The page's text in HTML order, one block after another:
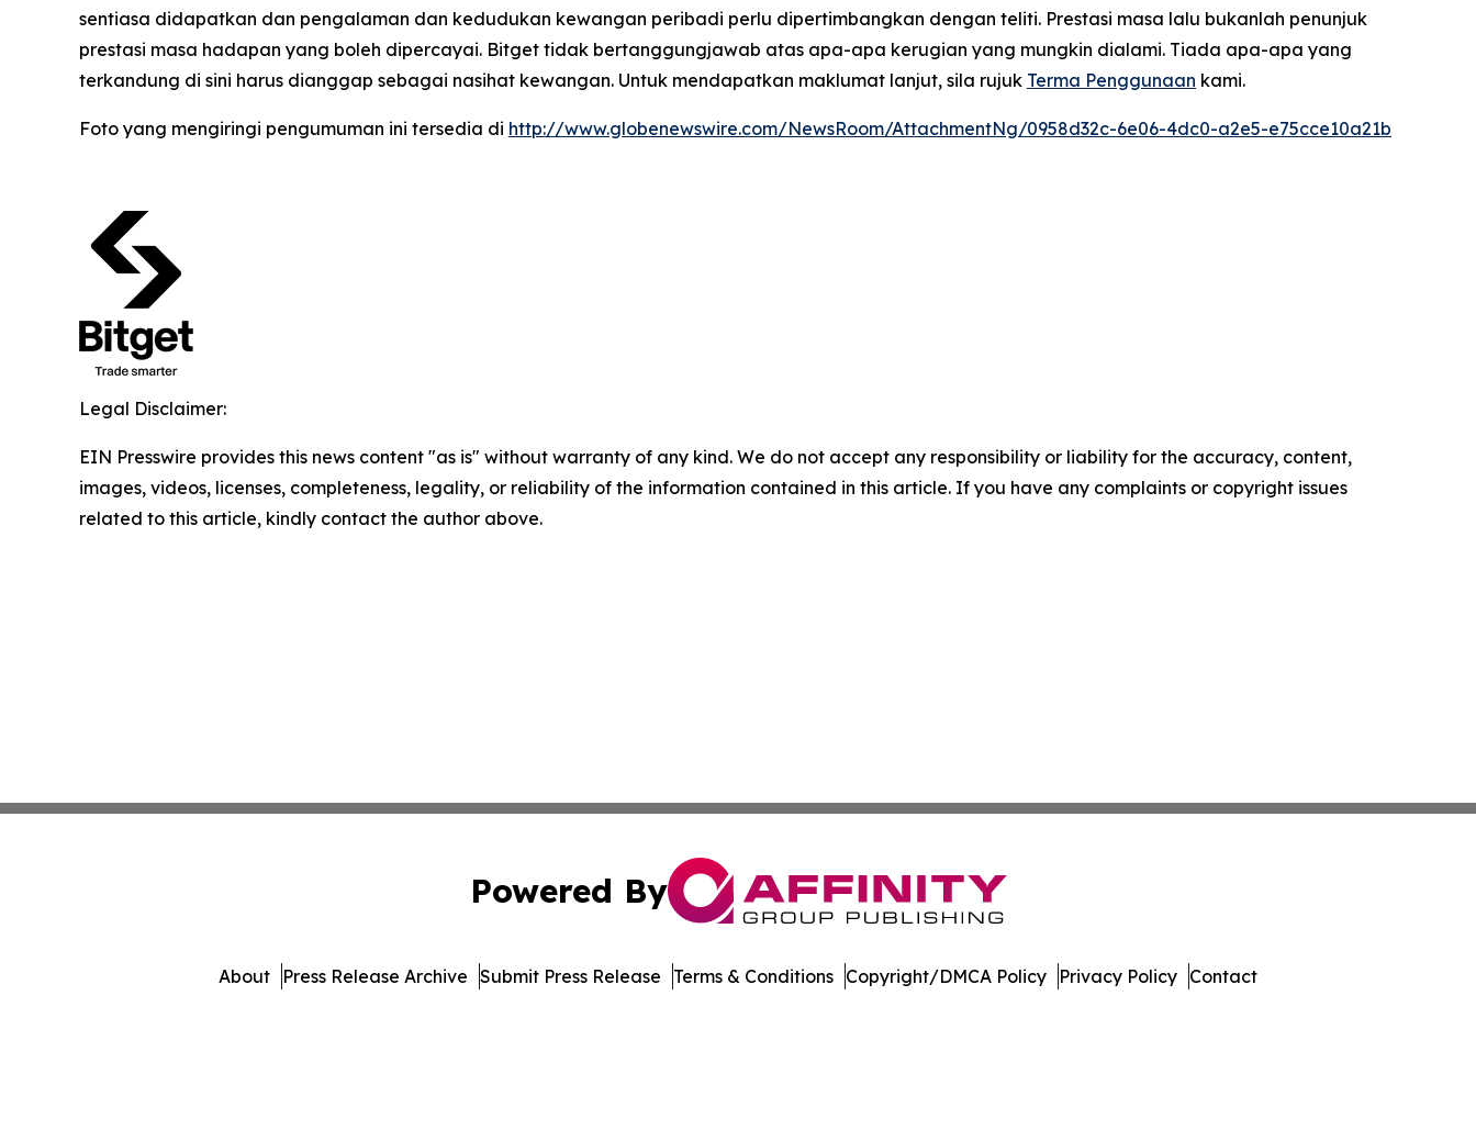
sentiasa didapatkan dan pengalaman dan kedudukan kewangan peribadi perlu dipertimbangkan dengan teliti. Prestasi masa lalu bukanlah penunjuk
prestasi masa hadapan yang boleh dipercayai. Bitget tidak bertanggungjawab atas apa-apa kerugian yang mungkin dialami. Tiada apa-apa yang
terkandung di sini harus dianggap sebagai nasihat kewangan. Untuk mendapatkan maklumat lanjut, sila rujuk Terma Penggunaan kami.
Foto yang mengiringi pengumuman ini tersedia di http://www.globenewswire.com/NewsRoom/AttachmentNg/0958d32c-6e06-4dc0-a2e5-e75cce10a21b
Legal Disclaimer:
EIN Presswire provides this news content "as is" without warranty of any kind. We do not accept any responsibility or liability for the accuracy, content,
images, videos, licenses, completeness, legality, or reliability of the information contained in this article. If you have any complaints or copyright issues
related to this article, kindly contact the author above.
Powered By
About Press Release Archive Submit Press Release Terms & Conditions Copyright/DMCA Policy Privacy Policy Contact